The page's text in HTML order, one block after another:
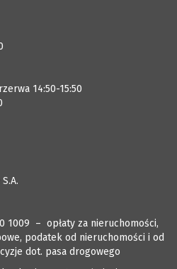
14:50-15:50
1009 – opłaty za nieruchomości,
podatek od nieruchomości i od
dot. pasa drogowego